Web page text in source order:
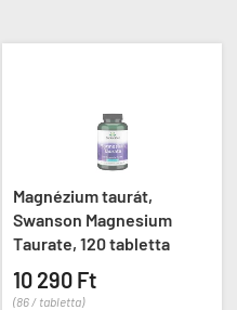
Magnézium taurát,
Swanson Magnesium
Taurate, 120 tabletta
10 290 Ft
(86 / tabletta)